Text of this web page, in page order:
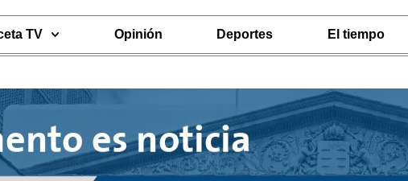
TV Opinión Deportes El tiempo